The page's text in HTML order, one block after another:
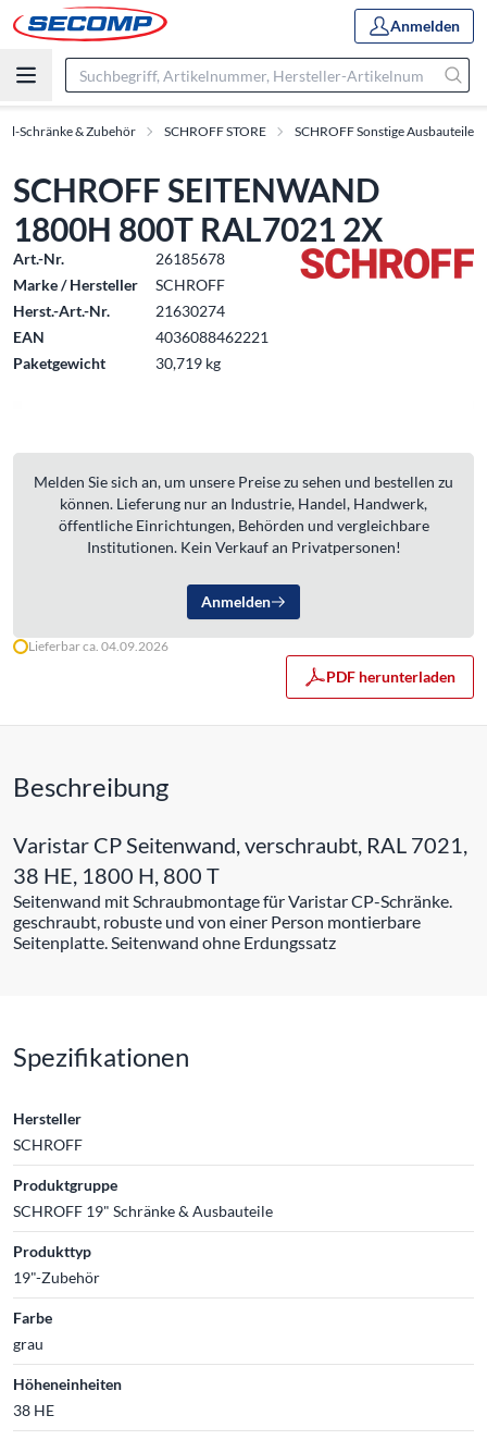
Anmelden
Schränke & Zubehör SCHROFF STORE SCHROFF Sonstige Ausbauteile
SCHROFF SEITENWAND
1800H 800T RAL7021 2X
Art.-Nr.
26185678
Marke / Hersteller
SCHROFF
Herst.-Art.-Nr.
21630274
EAN
4036088462221
Paketgewicht
30,719 kg
Melden Sie sich an, um unsere Preise zu sehen und bestellen zu
können. Lieferung nur an Industrie, Handel, Handwerk,
öffentliche Einrichtungen, Behörden und vergleichbare
Institutionen. Kein Verkauf an Privatpersonen!
Anmelden
Lieferbar ca. 04.09.2026
PDF herunterladen
Beschreibung
Varistar CP Seitenwand, verschraubt, RAL 7021,
38 HE, 1800 H, 800 T
Seitenwand mit Schraubmontage für Varistar CP-Schränke.
geschraubt, robuste und von einer Person montierbare
Seitenplatte. Seitenwand ohne Erdungssatz
Spezifikationen
Hersteller
SCHROFF
Produktgruppe
SCHROFF 19" Schränke & Ausbauteile
Produkttyp
19"-Zubehör
Farbe
grau
Höheneinheiten
38 HE